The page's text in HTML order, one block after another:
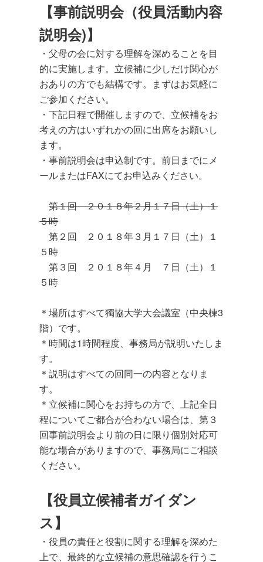
【事前説明会（役員活動内容
説明会)】
・父母の会に対する理解を深めることを目
的に実施します。立候補に少しだけ関心が
おありの方でも結構です。まずはお気軽に
ご参加ください。
・下記日程で開催しますので、立候補をお
考えの方はいずれかの回に出席をお願いし
ます。
・事前説明会は申込制です。前日までにメ
ールまたはFAXにてお申込みください。
第１回 ２０１８年２月１７日（土）１
５時
第２回 ２０１８年３月１７日（土）１
５時
第３回 ２０１８年４月 ７日（土）１
５時
＊場所はすべて獨協大学大会議室（中央棟3
階）です。
＊時間は1時間程度、事務局が説明いたしま
す。
＊説明はすべての回同一の内容となりま
す。
＊立候補に関心をお持ちの方で、上記全日
程についてご都合が合わない場合は、第３
回事前説明会より前の日に限り個別対応可
能な場合がありますので、事務局にご相談
ください。
【役員立候補者ガイダン
ス】
・役員の責任と役割に関する理解を深めた
上で、最終的な立候補の意思確認を行うこ